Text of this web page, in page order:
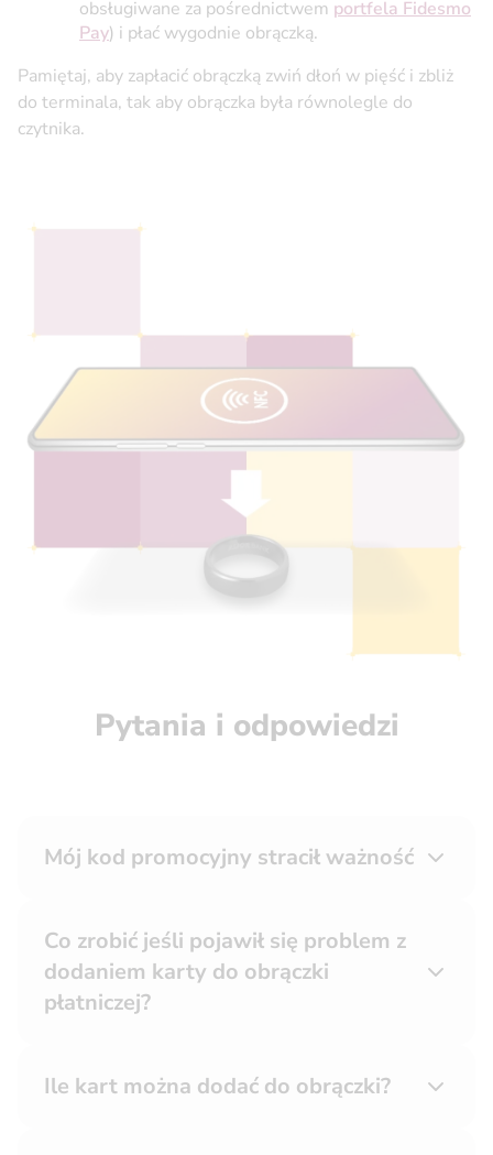
obsługiwane za pośrednictwem portfela Fidesmo
Pay) i płać wygodnie obrączką.
Pamiętaj, aby zapłacić obrączką zwiń dłoń w pięść i zbliż
do terminala, tak aby obrączka była równolegle do
czytnika.
Pytania i odpowiedzi
Mój kod promocyjny stracił ważność
Co zrobić jeśli pojawił się problem z
dodaniem karty do obrączki
płatniczej?
Ile kart można dodać do obrączki?